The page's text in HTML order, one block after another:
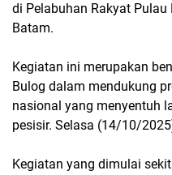
di Pelabuhan Rakyat
Batam.
Kegiatan ini merupakan
Bulog dalam mendukung
nasional yang menyentuh
pesisir. Selasa (14/10/
Kegiatan yang dimulai